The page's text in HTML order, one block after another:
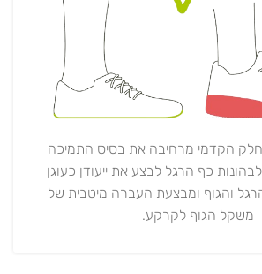
הקדמי מרחיבה את בסיס התמיכה
כף הרגל לבצע את ייעודן כעוגן
והגוף ומבצעת העברה מיטבית של
משקל הגוף לקרקע.